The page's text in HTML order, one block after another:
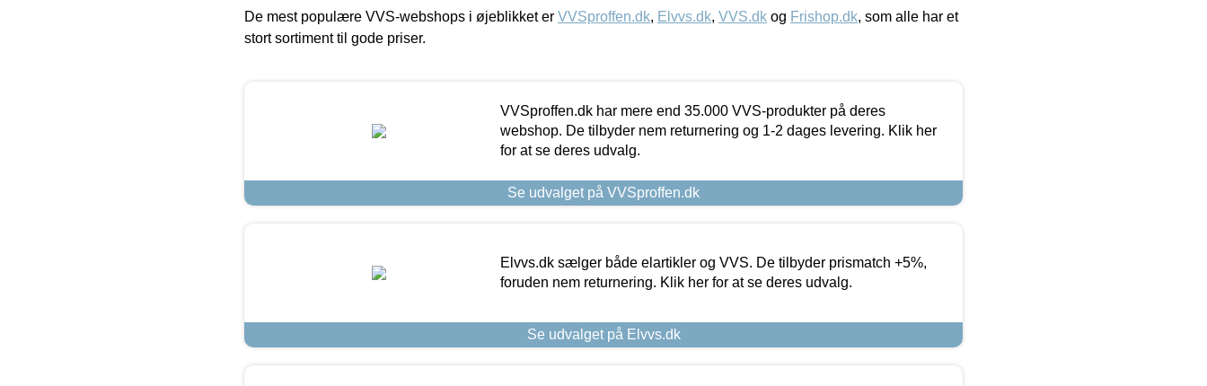
De mest populære VVS-webshops i øjeblikket er VVSproffen.dk, Elvvs.dk, VVS.dk og Frishop.dk, som alle har et
stort sortiment til gode priser.
VVSproffen.dk har mere end 35.000 VVS-produkter på deres
webshop. De tilbyder nem returnering og 1-2 dages levering. Klik her
for at se deres udvalg.
Se udvalget på VVSproffen.dk
Elvvs.dk sælger både elartikler og VVS. De tilbyder prismatch +5%,
foruden nem returnering. Klik her for at se deres udvalg.
Se udvalget på Elvvs.dk